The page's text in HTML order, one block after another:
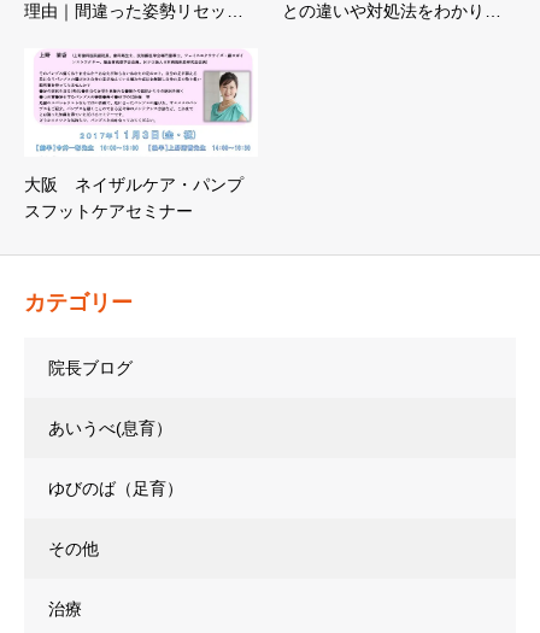
理由｜間違った姿勢リセッ…
との違いや対処法をわかり…
大阪 ネイザルケア・パンプ
スフットケアセミナー
カテゴリー
院長ブログ
あいうべ(息育）
ゆびのば（足育）
その他
治療